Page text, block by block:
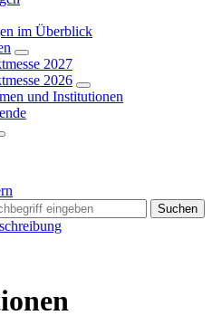
im Überblick
2027
2026
und Institutionen
Suchen